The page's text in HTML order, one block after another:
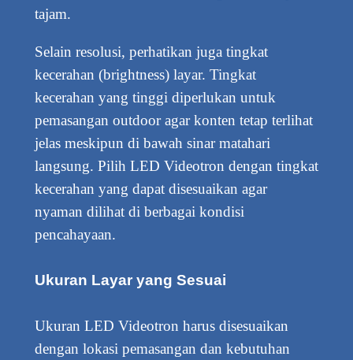
tajam.
Selain resolusi, perhatikan juga tingkat
kecerahan (brightness) layar. Tingkat
kecerahan yang tinggi diperlukan untuk
pemasangan outdoor agar konten tetap terlihat
jelas meskipun di bawah sinar matahari
langsung. Pilih LED Videotron dengan tingkat
kecerahan yang dapat disesuaikan agar
nyaman dilihat di berbagai kondisi
pencahayaan.
Ukuran Layar yang Sesuai
Ukuran LED Videotron harus disesuaikan
dengan lokasi pemasangan dan kebutuhan